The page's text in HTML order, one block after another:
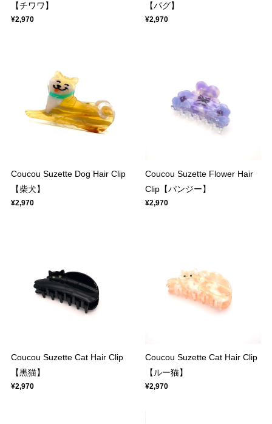
【チワワ】
¥2,970
【パグ】
¥2,970
Coucou Suzette Dog Hair Clip
【柴犬】
¥2,970
Coucou Suzette Flower Hair
Clip【パンジー】
¥2,970
Coucou Suzette Cat Hair Clip
【黒猫】
¥2,970
Coucou Suzette Cat Hair Clip
【ルー猫】
¥2,970